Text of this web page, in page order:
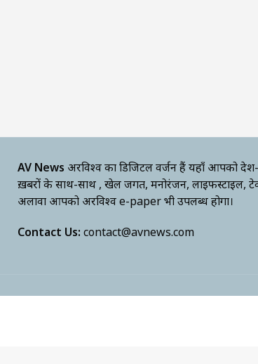
AV News अक्षरविश्व का डिजिटल वर्जन हैं यहाँ आपको
ख़बरों के साथ-साथ , खेल जगत, मनोरंजन,
अलावा आपको अक्षरविश्व e-paper भी उपलब्ध होगा।
Contact Us: contact@avnews.com